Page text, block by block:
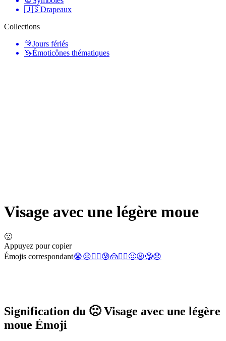
🇺🇸Drapeaux
Collections
🎊Jours fériés
🦄Émoticônes thématiques
Visage avec une légère moue
🙁
Appuyez pour copier
Émojis correspondant😭☹️🙍‍♀️😰🙍🙍‍♂️🙂😦🤥😞
Signification du 🙁 Visage avec une légère
moue Émoji